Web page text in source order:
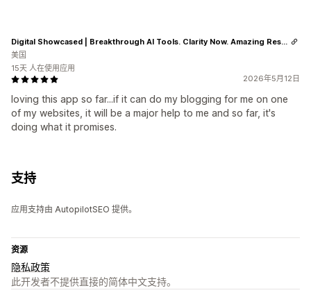
2026年5月12日
loving this app so far...if it can do my blogging for me on one
of my websites, it will be a major help to me and so far, it's
doing what it promises.
Digital Showcased | Breakthrough AI Tools. Clarity Now. Amazing Results.
美国
15天 人在使用应用
支持
应用支持由 AutopilotSEO 提供。
资源
隐私政策
此开发者不提供直接的简体中文支持。